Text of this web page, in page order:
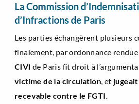
La Commission
d’Infractions de Paris
Les parties échangèrent plusieurs
finalement, par ordonnance
CIVI de Paris fit droit à
victime de la circulation, et jugeait
recevable contre le FGTI.